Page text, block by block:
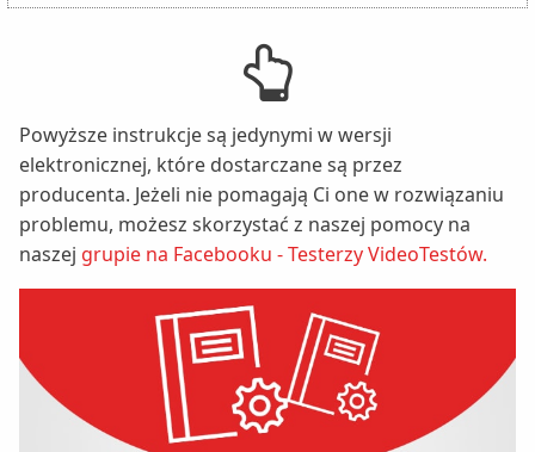
Powyższe instrukcje są jedynymi w wersji
elektronicznej, które dostarczane są przez
producenta. Jeżeli nie pomagają Ci one w rozwiązaniu
problemu, możesz skorzystać z naszej pomocy na
naszej grupie na Facebooku - Testerzy VideoTestów.